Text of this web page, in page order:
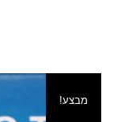
מבצע!